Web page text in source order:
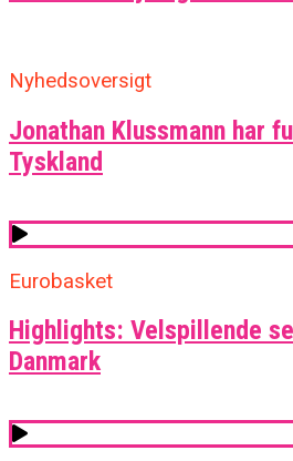
Nyhedsoversigt
Jonathan Klussmann har
Tyskland
Eurobasket
Highlights: Velspillende
Danmark